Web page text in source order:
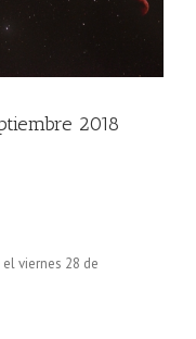
2018
viernes 28 de